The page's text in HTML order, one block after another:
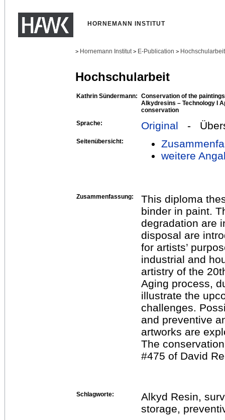
HORNEMANN INSTITUT
> Hornemann Institut > E-Publication >
Hochschularbeit
Kathrin Sündermann: Conservation of the
Alkydresins – Technology I
conservation
Sprache:
Original -
Seitenübersicht:
weitere
Zusammenfassung:
This diploma
binder in paint.
degradation are
disposal are
for artists’
industrial and
artistry of the
Aging process,
illustrate the
challenges.
and preventive
artworks are
The
#475 of David
Schlagworte:
Alkyd Resin,
storage,